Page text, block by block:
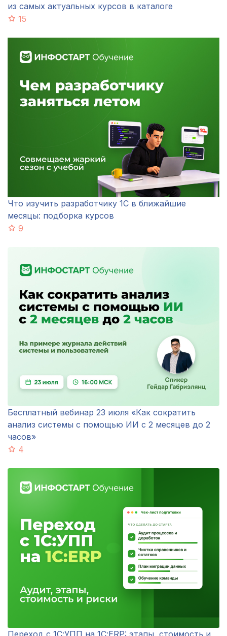
из самых актуальных курсов в каталоге
15
Что изучить разработчику 1С в ближайшие
месяцы: подборка курсов
9
Бесплатный вебинар 23 июля «Как сократить
анализ системы с помощью ИИ с 2 месяцев до 2
часов»
4
Переход с 1С:УПП на 1С:ERP: этапы, стоимость и